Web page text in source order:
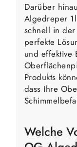
Darüber
Algedreper
schnell in
perfekte
und effektive
Produkts
dass Ihre
Welche